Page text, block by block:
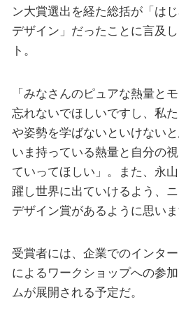
ン大賞選出を経た総括が「は
デザイン」だったことに言及
ト。
「みなさんのピュアな熱量と
忘れないでほしいですし、私
や姿勢を学ばないといけない
いま持っている熱量と自分の
ていってほしい」。また、永
躍し世界に出ていけるよう、
デザイン賞があるように思いま
受賞者には、企業でのインタ
によるワークショップへの参
ムが展開される予定だ。